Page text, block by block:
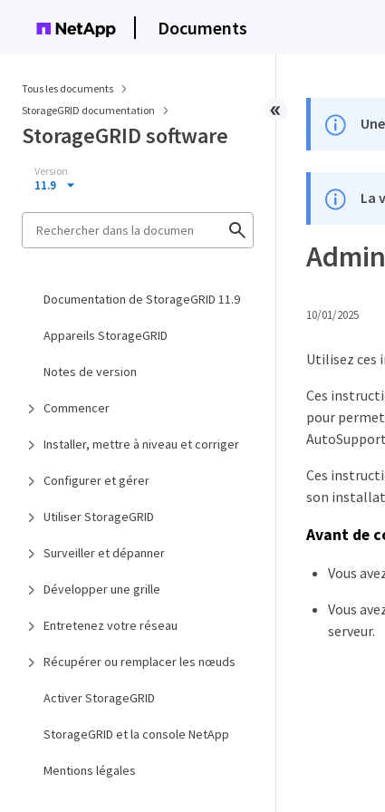
Documents
Tous les documents
StorageGRID documentation
StorageGRID software
Version
11.9
Documentation de StorageGRID 11.9
Appareils StorageGRID
Notes de version
Commencer
Installer, mettre à niveau et corriger
Configurer et gérer
Utiliser StorageGRID
Surveiller et dépanner
Développer une grille
Entretenez votre réseau
Récupérer ou remplacer les nœuds
Activer StorageGRID
StorageGRID et la console NetApp
Mentions légales
La
10/01/2025
Utilisez ces
Ces
pour
Ces
son
Avant de
Vous
Vous
serveur.